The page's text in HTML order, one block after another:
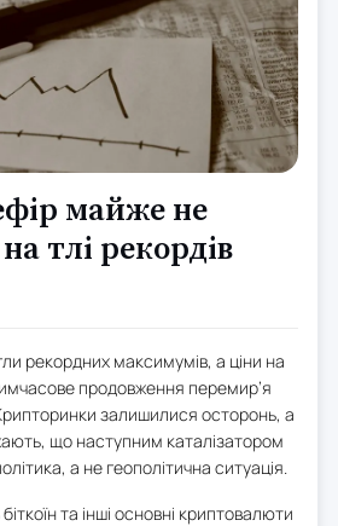
майже не
тлі рекордів
рекордних максимумів, а ціни на
продовження перемир’я
залишилися осторонь, а
що наступним каталізатором
а не геополітична ситуація.
та інші основні криптовалюти